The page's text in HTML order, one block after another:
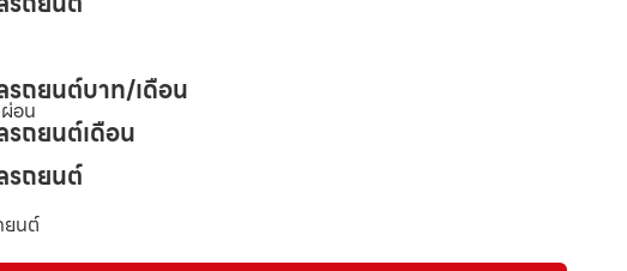
รถยนต์บาท/เดือน
อน
รถยนต์เดือน
รถยนต์
ยนต์